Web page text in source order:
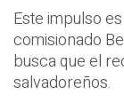
Este impulso
comisionado
busca que el
salvadoreños.